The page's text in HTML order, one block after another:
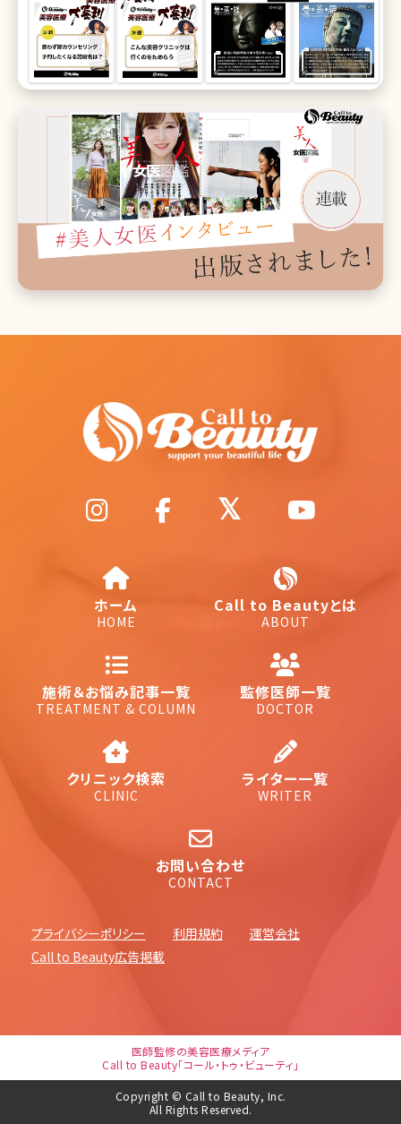
ホーム
HOME
Call to Beautyとは
ABOUT
施術＆お悩み記事一覧
TREATMENT & COLUMN
監修医師一覧
DOCTOR
クリニック検索
CLINIC
ライター一覧
WRITER
お問い合わせ
CONTACT
プライバシーポリシー 利用規約
運営会社
Call to Beauty広告掲載
医師監修の美容医療メディア
Call to Beauty「コール・トゥ・ビューティ」
Copyright © Call to Beauty, Inc.
All Rights Reserved.